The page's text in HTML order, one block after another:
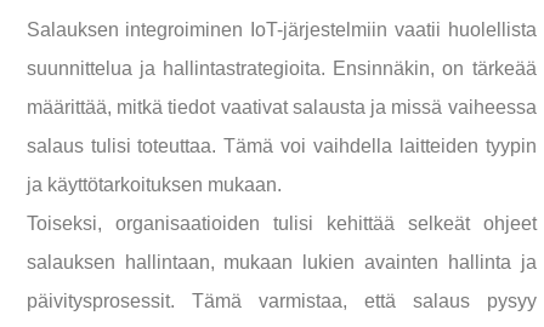
Salauksen integroiminen IoT-järjestelmiin vaatii huolellista
suunnittelua ja hallintastrategioita. Ensinnäkin, on tärkeää
määrittää, mitkä tiedot vaativat salausta ja missä vaiheessa
salaus tulisi toteuttaa. Tämä voi vaihdella laitteiden tyypin
ja käyttötarkoituksen mukaan.
Toiseksi, organisaatioiden tulisi kehittää selkeät ohjeet
salauksen hallintaan, mukaan lukien avainten hallinta ja
päivitysprosessit. Tämä varmistaa, että salaus pysyy